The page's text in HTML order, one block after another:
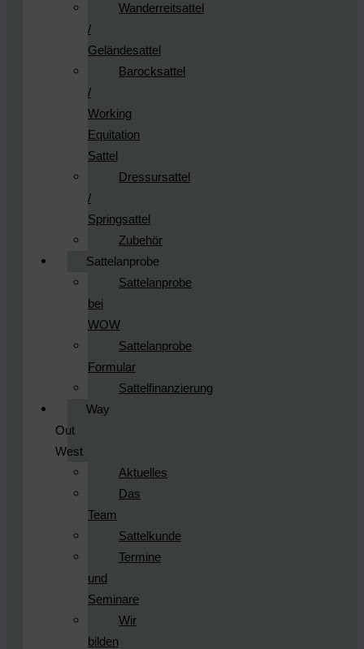
Wanderreitsattel
/
Geländesattel
Barocksattel
/
Working
Equitation
Sattel
Dressursattel
/
Springsattel
Zubehör
Sattelanprobe
Sattelanprobe
bei
WOW
Sattelanprobe
Formular
Sattelfinanzierung
Way
Out
West
Aktuelles
Das
Team
Sattelkunde
Termine
und
Seminare
Wir
bilden